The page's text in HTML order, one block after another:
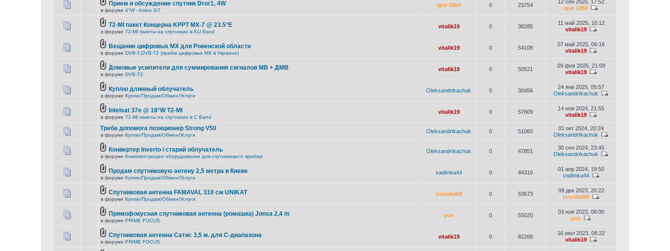
Прием и обсуждение спутник Dror1, 4W
в форуме 4°W - Amos 3/7
igor 1964 0 23754
12 сен 2025, 17:52
igor 1964
T2-MI пакет Концерна KРРТ МХ-7 @ 23.5°E
в форуме T2-MI пакеты на спутниках в KU Band
vitalik19 0 38285
11 май 2025, 10:12
vitalik19
Вещание цифровых MX для Ровенской области
в форуме DVB-T,DVB-T2 (приём цифровых МХ в Украине)
vitalik19 0 54108
07 май 2025, 06:16
vitalik19
Домовые усилители для суммирования сигналов МВ + ДМВ
в форуме DVB-T2
vitalik19 0 50521
09 фев 2025, 21:09
vitalik19
Куплю длинный облучатель
в форуме Куплю/Продам/Обмен/Услуги
Oleksandrtkachuk 0 30456
24 янв 2025, 05:57
Oleksandrtkachuk
Intelsat 37e @ 18°W T2-MI
в форуме T2-MI пакеты на спутниках в С Band
vitalik19 0 57809
14 ноя 2024, 21:55
vitalik19
Треба допомога позиционер Strong V50
в форуме Куплю/Продам/Обмен/Услуги
Oleksandrtkachuk 0 51060
01 окт 2024, 20:24
Oleksandrtkachuk
Конвертер Inverto і старий облучатель
в форуме Комплектующее оборудование для спутникового приёма
Oleksandrtkachuk 0 47851
30 сен 2024, 23:45
Oleksandrtkachuk
Продам спутниковую антену 2,5 метра в Киеве
в форуме Куплю/Продам/Обмен/Услуги
vadimka44 0 44316
01 апр 2024, 19:50
vadimka44
Спутниковая антенна FAMAVAL 310 см UNIKAT
в форуме Куплю/Продам/Обмен/Услуги
toroidal68 0 53673
09 дек 2023, 20:22
toroidal68
Прямофокусная спутниковая антенна (ромашка) Jonsa 2,4 m
в форуме PRIME FOCUS
yun 0 55020
03 ноя 2023, 08:00
yun
Спутниковая антенна Сатис 3,5 м. для С-диапазона
в форуме PRIME FOCUS
vitalik19 0 82268
16 июл 2023, 08:22
vitalik19